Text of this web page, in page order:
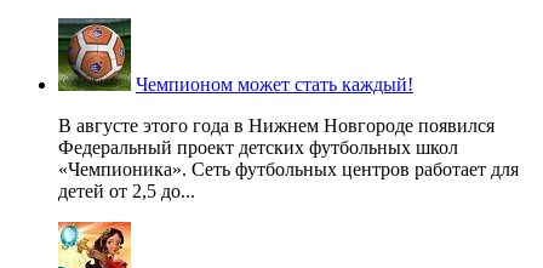
Чемпионом может стать каждый!
В августе этого года в Нижнем Новгороде появился
Федеральный проект детских футбольных школ
«Чемпионика». Сеть футбольных центров работает для
детей от 2,5 до...